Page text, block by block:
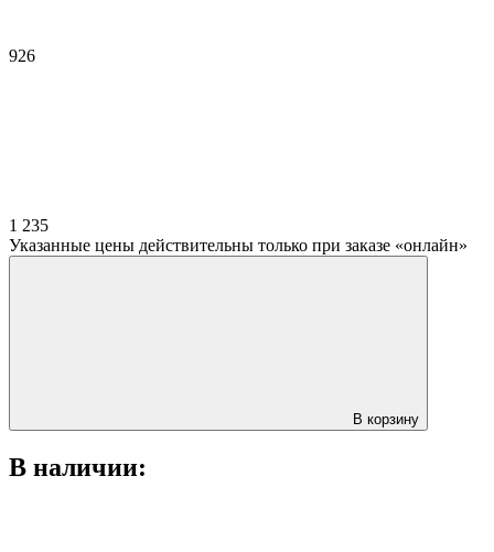
926
1 235
Указанные цены действительны только при заказе «онлайн»
В корзину
В наличии: